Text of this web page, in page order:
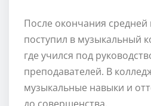
После окончания
поступил в музыкальный
где учился под
преподавателей. В
музыкальные навыки и